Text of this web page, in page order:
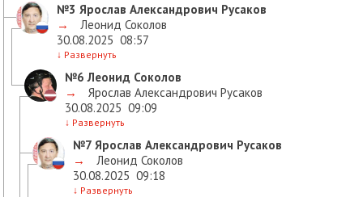
№3 Ярослав Александрович Русаков
→
Леонид Соколов
30.08.2025 08:57
↓ Развернуть
№6 Леонид Соколов
→
Ярослав Александрович Русаков
30.08.2025 09:09
↓ Развернуть
№7 Ярослав Александрович Русаков
→
Леонид Соколов
30.08.2025 09:18
↓ Развернуть